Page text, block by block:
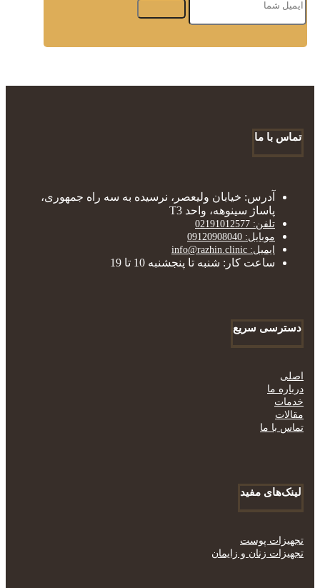
تماس با ما
آدرس: خیابان ولیعصر، نرسیده به سه راه جمهوری،
پاساژ سینوهه، واحد T3
تلفن: 02191012577
موبایل: 09120908040
ایمیل: info@razhin.clinic
ساعت کار: شنبه تا پنجشنبه 10 تا 19
دسترسی سریع
اصلی
درباره ما
خدمات
مقالات
تماس با ما
لینک‌های مفید
تجهیزات پوست
تجهیزات زنان و زایمان